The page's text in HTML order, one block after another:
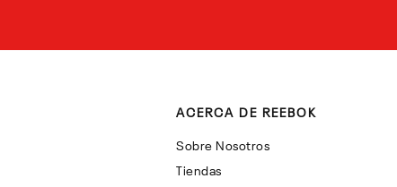
ACERCA DE REEBOK
Sobre Nosotros
Tiendas